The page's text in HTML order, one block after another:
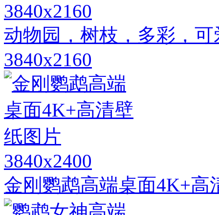
3840x2160
动物园，树枝，多彩，
3840x2160
3840x2400
金刚鹦鹉高端桌面4K+高